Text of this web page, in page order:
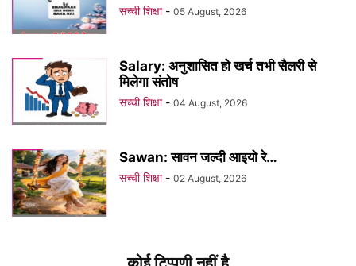
सच्ची शिक्षा - 05 August, 2026
Salary: अनुशासित हो खर्च तभी सैलरी से
मिलेगा संतोष
सच्ची शिक्षा - 04 August, 2026
Sawan: सावन जल्दी आइयो रे…
सच्ची शिक्षा - 02 August, 2026